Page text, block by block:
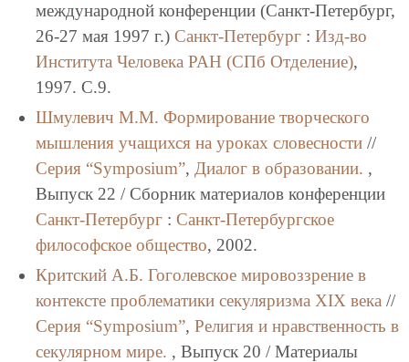
международной конференции (Санкт-Петербург,
26-27 мая 1997 г.) Санкт-Петербург: Изд-во
Института Человека РАН (СПб Отделение),
1997. C.9.
Шмулевич М.М. Формирование творческого
мышления учащихся на уроках словесности//
Серия “Symposium”, Диалог в образовании. ,
Выпуск 22 / Сборник материалов конференции
Санкт-Петербург: Санкт-Петербургское
философское общество, 2002.
Критский А.Б. Гоголевское миpовоззpение в
контексте пpоблематики секуляpизма XIX века //
Серия “Symposium”, Религия и нравственность в
секулярном мире. , Выпуск 20 / Материалы